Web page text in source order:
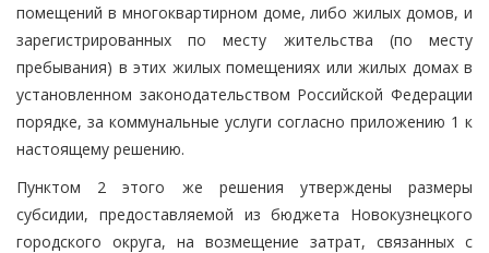
помещений в многоквартирном доме, либо жилых домов, и
зарегистрированных по месту жительства (по месту
пребывания) в этих жилых помещениях или жилых домах в
установленном законодательством Российской Федерации
порядке, за коммунальные услуги согласно приложению 1 к
настоящему решению.
Пунктом 2 этого же решения утверждены размеры
субсидии, предоставляемой из бюджета Новокузнецкого
городского округа, на возмещение затрат, связанных с